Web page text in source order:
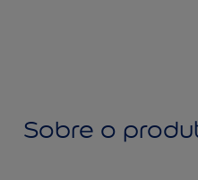
Sobre o